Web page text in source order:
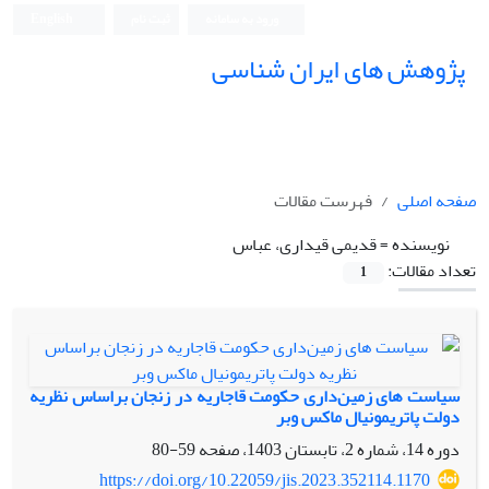
پژوهش های ایران شناسی
صفحه اصلی
فهرست مقالات
نویسنده =قدیمی قیداری، عباس
تعداد مقالات:
1
سیاست های زمین‌داری حکومت قاجاریه در زنجان براساس نظریه
دولت پاتریمونیال ماکس وبر
دوره 14، شماره 2، تابستان 1403، صفحه
59-80
https://doi.org/10.22059/jis.2023.352114.1170